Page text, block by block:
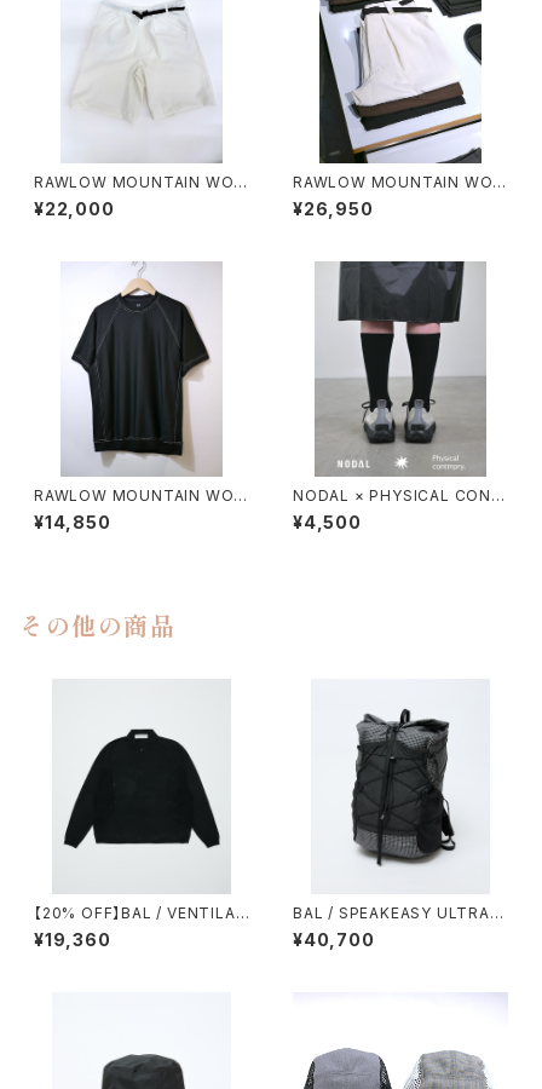
RAWLOW MOUNTAIN WOR
KS / HIKER GURKHA PANTS
¥22,000
RAWLOW MOUNTAIN WOR
KS / HIKER BAKER PANTS
¥26,950
RAWLOW MOUNTAIN WOR
KS / DAD LITE CREW
¥14,850
NODAL × PHYSICAL CONT
MPRY.
¥4,500
その他の商品
【20% OFF】BAL / VENTILAT
ION MESH KNIT ZIP POLO
LS
¥19,360
BAL / SPEAKEASY ULTRA G
RID LOAM & LANE PACK
¥40,700